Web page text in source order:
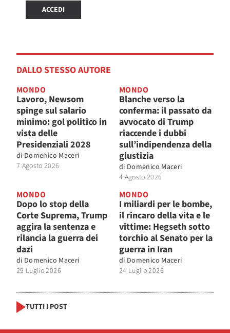
ACCEDI
DALLO STESSO AUTORE
MONDO
Lavoro, Newsom
spinge sul salario
minimo: gol politico in
vista delle
Presidenziali 2028
di Domenico Maceri
7 Agosto 2026
MONDO
Blanche verso la
conferma: il passato da
avvocato di Trump
riaccende i dubbi
sull’indipendenza della
giustizia
di Domenico Maceri
4 Agosto 2026
MONDO
Dopo lo stop della
Corte Suprema, Trump
aggira la sentenza e
rilancia la guerra dei
dazi
di Domenico Maceri
29 Luglio 2026
MONDO
I miliardi per le bombe,
il rincaro della vita e le
vittime: Hegseth sotto
torchio al Senato per la
guerra in Iran
di Domenico Maceri
24 Luglio 2026
TUTTI I POST